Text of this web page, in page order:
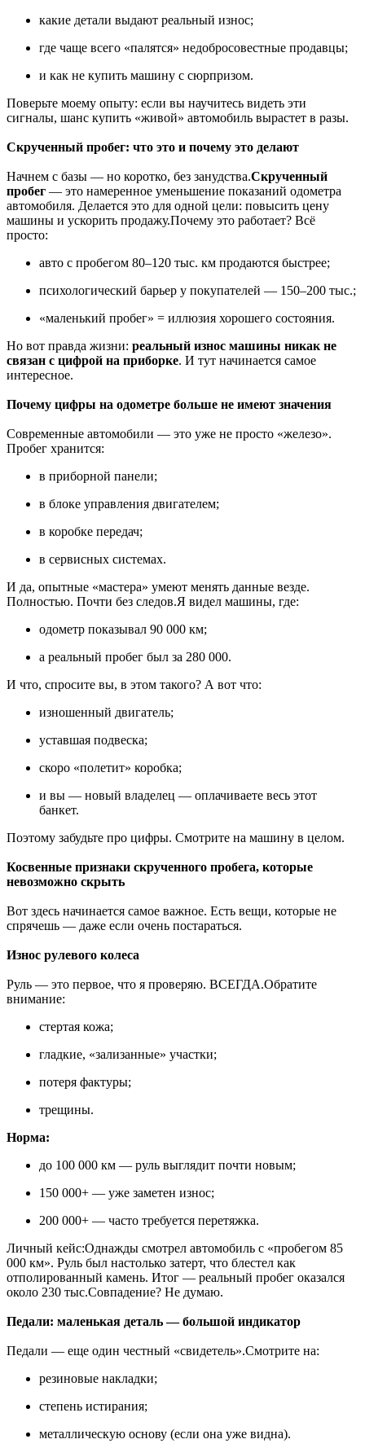
какие детали выдают реальный износ;
где чаще всего «палятся» недобросовестные продавцы;
и как не купить машину с сюрпризом.
Поверьте моему опыту: если вы научитесь видеть эти
сигналы, шанс купить «живой» автомобиль вырастет в разы.
Скрученный пробег: что это и почему это делают
Начнем с базы — но коротко, без занудства.Скрученный
пробег — это намеренное уменьшение показаний одометра
автомобиля. Делается это для одной цели: повысить цену
машины и ускорить продажу.Почему это работает? Всё
просто:
авто с пробегом 80–120 тыс. км продаются быстрее;
психологический барьер у покупателей — 150–200 тыс.;
«маленький пробег» = иллюзия хорошего состояния.
Но вот правда жизни: реальный износ машины никак не
связан с цифрой на приборке. И тут начинается самое
интересное.
Почему цифры на одометре больше не имеют значения
Современные автомобили — это уже не просто «железо».
Пробег хранится:
в приборной панели;
в блоке управления двигателем;
в коробке передач;
в сервисных системах.
И да, опытные «мастера» умеют менять данные везде.
Полностью. Почти без следов.Я видел машины, где:
одометр показывал 90 000 км;
а реальный пробег был за 280 000.
И что, спросите вы, в этом такого? А вот что:
изношенный двигатель;
уставшая подвеска;
скоро «полетит» коробка;
и вы — новый владелец — оплачиваете весь этот
банкет.
Поэтому забудьте про цифры. Смотрите на машину в целом.
Косвенные признаки скрученного пробега, которые
невозможно скрыть
Вот здесь начинается самое важное. Есть вещи, которые не
спрячешь — даже если очень постараться.
Износ рулевого колеса
Руль — это первое, что я проверяю. ВСЕГДА.Обратите
внимание:
стертая кожа;
гладкие, «зализанные» участки;
потеря фактуры;
трещины.
Норма:
до 100 000 км — руль выглядит почти новым;
150 000+ — уже заметен износ;
200 000+ — часто требуется перетяжка.
Личный кейс:Однажды смотрел автомобиль с «пробегом 85
000 км». Руль был настолько затерт, что блестел как
отполированный камень. Итог — реальный пробег оказался
около 230 тыс.Совпадение? Не думаю.
Педали: маленькая деталь — большой индикатор
Педали — еще один честный «свидетель».Смотрите на:
резиновые накладки;
степень истирания;
металлическую основу (если она уже видна).